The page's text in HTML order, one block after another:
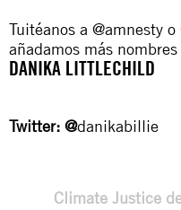
Tuitéanos a @amnesty o
añadamos más
DANIKA LITTLECHILD
Twitter: @danikabillie
Climate Justice